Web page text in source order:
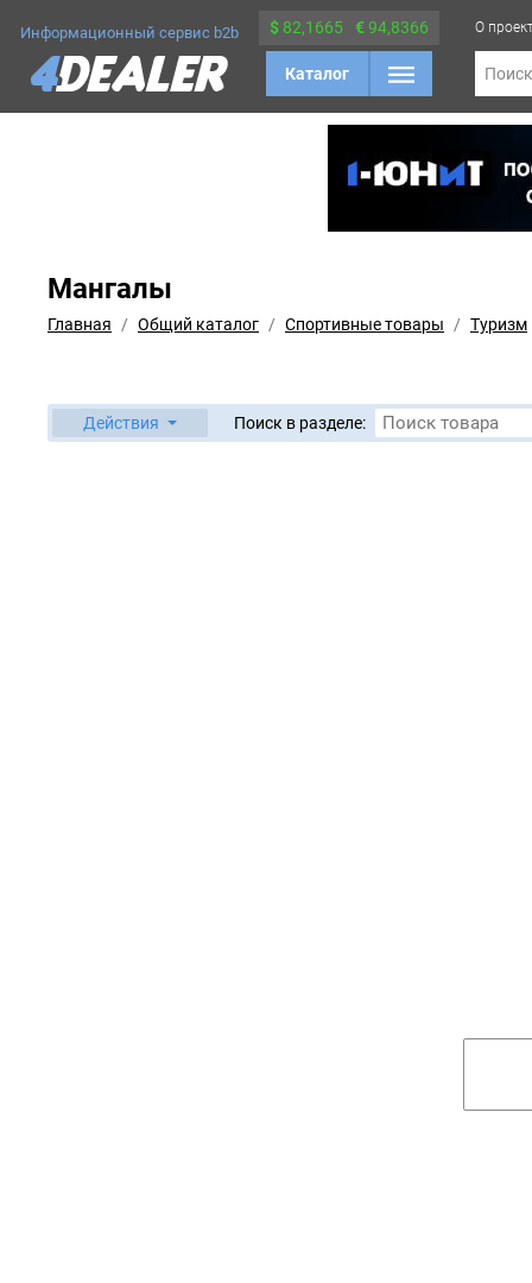
Информационный сервис b2b $ 82,1665 €94,8366
Каталог
О
Поиск
Мангалы
Главная Общий каталог Спортивные товары Туризм
Действия Поиск в разделе: